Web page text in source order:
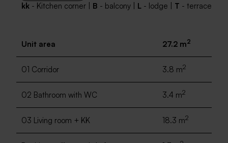
kk - Kitchen corner | B - balcony | L - lodge | T - terrace
Unit area 27.2 m2
01 Corridor 3.8 m2
02 Bathroom with WC 3.4 m2
03 Living room + KK 18.3 m2